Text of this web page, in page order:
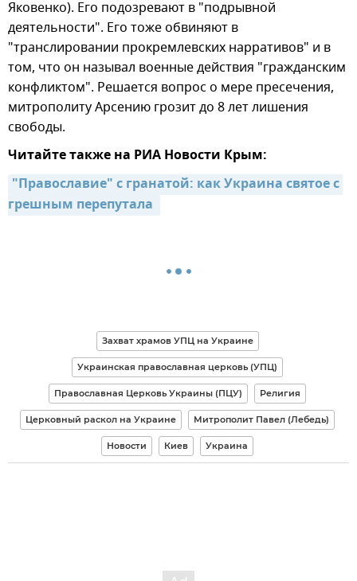
Яковенко). Его подозревают в "подрывной
деятельности". Его тоже обвиняют в
"транслировании прокремлевских нарративов" и в
том, что он называл военные действия "гражданским
конфликтом". Решается вопрос о мере пресечения,
митрополиту Арсению грозит до 8 лет лишения
свободы.
Читайте также на РИА Новости Крым:
"Православие" с гранатой: как Украина святое с
грешным перепутала
Захват храмов УПЦ на Украине
Украинская православная церковь (УПЦ)
Православная Церковь Украины (ПЦУ) Религия
Церковный раскол на Украине Митрополит Павел (Лебедь)
Новости Киев Украина